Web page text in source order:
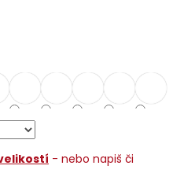
- nebo napiš či